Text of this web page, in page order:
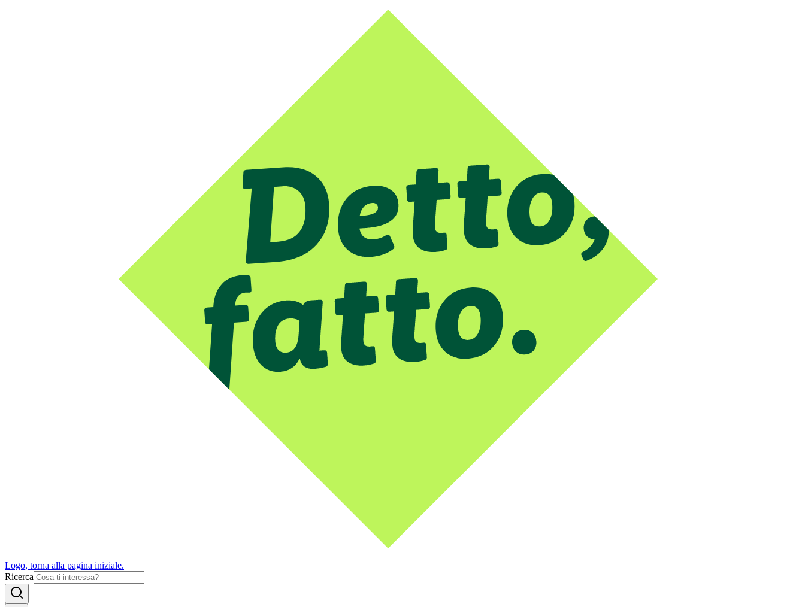
Logo, torna alla pagina iniziale.
Ricerca